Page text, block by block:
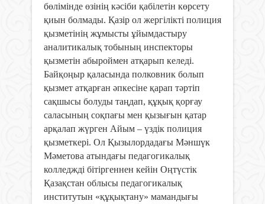
бөлімінде өзінің кәсіби қабілетін көрсету
қиын болмады. Қазір ол жергілікті полиция
қызметінің жұмысты ұйымдастыру
аналитикалық тобының инспекторы
қызметін абыроймен атқарып келеді.
Байқоңыр қаласында полковник болып
қызмет атқарған әпкесіне қарап тәртіп
сақшысы болуды таңдап, құқық қорғау
саласының соқпағы мен қызығын қатар
арқалап жүрген Айым – үздік полиция
қызметкері. Ол Қызылордадағы Мәншүк
Мәметова атындағы педагогикалық
колледжді бітіргеннен кейін Оңтүстік
Қазақстан облысы педагогикалық
институтын «құқықтану» мамандығы